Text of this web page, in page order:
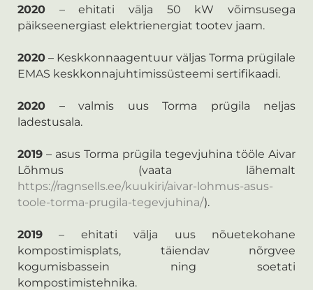
2020 – ehitati välja 50 kW võimsusega
päikseenergiast elektrienergiat tootev jaam.
2020 – Keskkonnaagentuur väljas Torma prügilale
EMAS keskkonnajuhtimissüsteemi sertifikaadi.
2020 – valmis uus Torma prügila neljas
ladestusala.
2019 – asus Torma prügila tegevjuhina tööle Aivar
Lõhmus (vaata lähemalt
https://ragnsells.ee/kuukiri/aivar-lohmus-asus-
toole-torma-prugila-tegevjuhina/).
2019 – ehitati välja uus nõuetekohane
kompostimisplats, täiendav nõrgvee
kogumisbassein ning soetati
kompostimistehnika.